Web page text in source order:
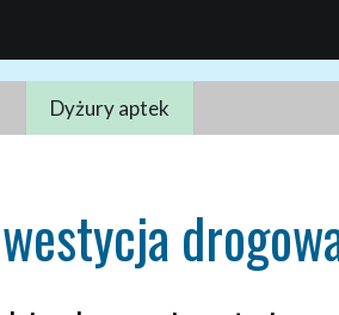
Dyżury aptek